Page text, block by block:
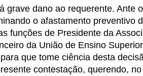
grave dano ao requerente. Ante
o afastamento preventivo
funções de Presidente da
da União de Ensino
que tome ciência desta
contestação, querendo,